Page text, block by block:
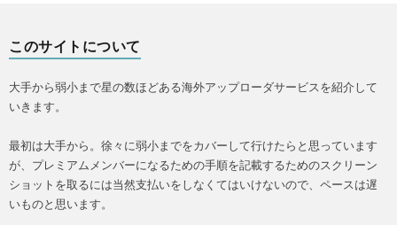
このサイトについて
大手から弱小まで星の数ほどある海外アップローダサービスを紹介して
いきます。
最初は大手から。徐々に弱小までをカバーして行けたらと思っています
が、プレミアムメンバーになるための手順を記載するためのスクリーン
ショットを取るには当然支払いをしなくてはいけないので、ペースは遅
いものと思います。